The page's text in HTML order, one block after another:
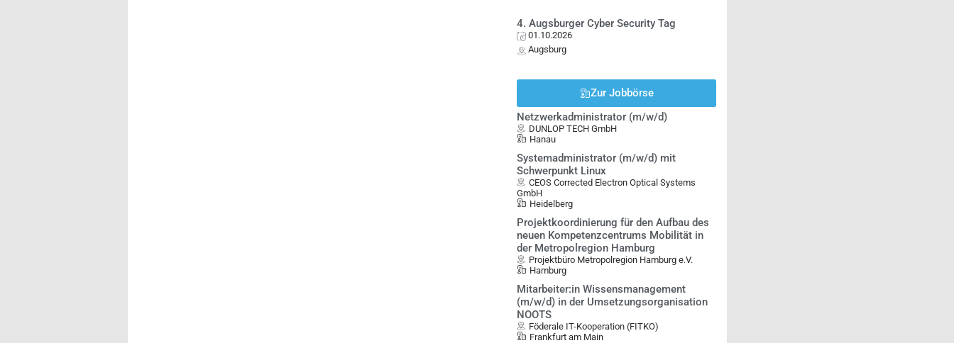
4. Augsburger Cyber Security Tag
01.10.2026
Augsburg
Zur Jobbörse
Netzwerkadministrator (m/w/d)
DUNLOP TECH GmbH
Hanau
Systemadministrator (m/w/d) mit
Schwerpunkt Linux
CEOS Corrected Electron Optical Systems
GmbH
Heidelberg
Projektkoordinierung für den Aufbau des
neuen Kompetenzcentrums Mobilität in
der Metropolregion Hamburg
Projektbüro Metropolregion Hamburg e.V.
Hamburg
Mitarbeiter:in Wissensmanagement
(m/w/d) in der Umsetzungsorganisation
NOOTS
Föderale IT-Kooperation (FITKO)
Frankfurt am Main